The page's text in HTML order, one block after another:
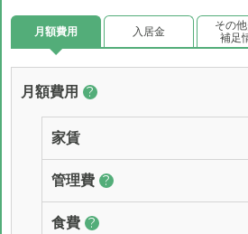
月額費用 入居金
その
補足
月額費用 ?
家賃
管理費 ?
食費 ?